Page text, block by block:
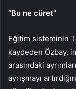
“Bu ne cüret”
Eğitim sisteminin
kaydeden Özbay,
arasındaki
ayrışmayı